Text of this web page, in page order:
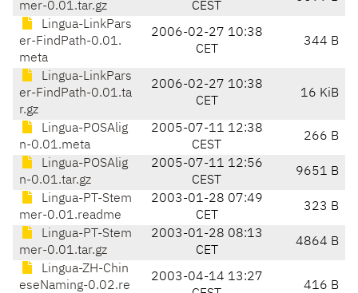
mer-0.01.tar.gz CEST
Lingua-LinkPars
er-FindPath-0.01.
meta
2006-02-27 10:38
CET
344 B
Lingua-LinkPars
er-FindPath-0.01.ta
r.gz
2006-02-27 10:38
CET
16 KiB
Lingua-POSAlig
n-0.01.meta
2005-07-11 12:38
CEST
266 B
Lingua-POSAlig
n-0.01.tar.gz
2005-07-11 12:56
CEST
9651 B
Lingua-PT-Stem
mer-0.01.readme
2003-01-28 07:49
CET
323 B
Lingua-PT-Stem
mer-0.01.tar.gz
2003-01-28 08:13
CET
4864 B
Lingua-ZH-Chin
eseNaming-0.02.re
2003-04-14 13:27
416 B